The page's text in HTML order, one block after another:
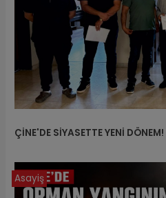
ÇİNE'DE SİYASETTE YENİ
Asayiş